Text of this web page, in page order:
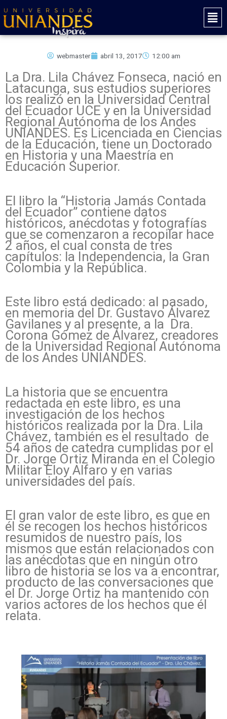
al
contenido
Main
webmaster abril 13, 2017 12:00 am
La Dra. Lila Chávez Fonseca, nació en
Latacunga, sus estudios superiores
los realizó en la Universidad Central
del Ecuador UCE y en la Universidad
Regional Autónoma de los Andes
UNIANDES. Es Licenciada en Ciencias
de la Educación, tiene un Doctorado
en Historia y una Maestría en
Educación Superior.
El libro la “Historia Jamás Contada
del Ecuador” contiene datos
históricos, anécdotas y fotografías
que se comenzaron a recopilar hace
2 años, el cual consta de tres
capítulos: la Independencia, la Gran
Colombia y la República.
Este libro está dedicado: al pasado,
en memoria del Dr. Gustavo Álvarez
Gavilanes y al presente, a la Dra.
Corona Gómez de Álvarez, creadores
de la Universidad Regional Autónoma
de los Andes UNIANDES.
La historia que se encuentra
redactada en este libro, es una
investigación de los hechos
históricos realizada por la Dra. Lila
Chávez, también es el resultado de
54 años de catedra cumplidas por el
Dr. Jorge Ortiz Miranda en el Colegio
Militar Eloy Alfaro y en varias
universidades del país.
El gran valor de este libro, es que en
él se recogen los hechos históricos
resumidos de nuestro país, los
mismos que están relacionados con
las anécdotas que en ningún otro
libro de historia se los va a encontrar,
producto de las conversaciones que
el Dr. Jorge Ortiz ha mantenido con
varios actores de los hechos que él
relata.